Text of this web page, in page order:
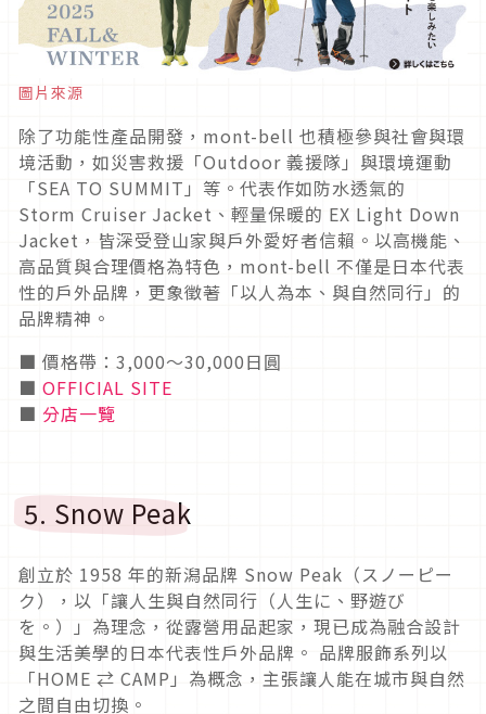
圖片來源
除了功能性產品開發，mont-bell 也積極參與社會與環
境活動，如災害救援「Outdoor 義援隊」與環境運動
「SEA TO SUMMIT」等。代表作如防水透氣的
Storm Cruiser Jacket、輕量保暖的 EX Light Down
Jacket，皆深受登山家與戶外愛好者信賴。以高機能、
高品質與合理價格為特色，mont-bell 不僅是日本代表
性的戶外品牌，更象徵著「以人為本、與自然同行」的
品牌精神。
■ 價格帶：3,000〜30,000日圓
■ OFFICIAL SITE
■ 分店一覽
5. Snow Peak
創立於 1958 年的新潟品牌 Snow Peak（スノーピー
ク），以「讓人生與自然同行（人生に、野遊び
を。）」為理念，從露營用品起家，現已成為融合設計
與生活美學的日本代表性戶外品牌。 品牌服飾系列以
「HOME ⇄ CAMP」為概念，主張讓人能在城市與自然
之間自由切換。